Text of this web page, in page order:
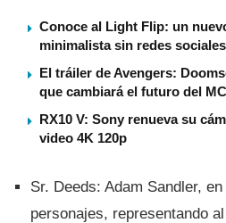
Conoce al Light Flip: un
minimalista sin redes sociales
El tráiler de Avengers:
que cambiará el futuro del
RX10 V: Sony renueva su
video 4K 120p
Sr. Deeds: Adam Sandler,
personajes, representando